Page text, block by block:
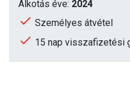
Alkotás éve: 2024
Személyes átvétel
15 nap visszafizetési